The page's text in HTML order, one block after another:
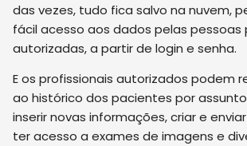
das vezes, tudo fica salvo na nuvem,
fácil acesso aos dados pelas pessoas
autorizadas, a partir de login e senha.
E os profissionais autorizados podem
ao histórico dos pacientes por
inserir novas informações, criar e
ter acesso a exames de imagens e